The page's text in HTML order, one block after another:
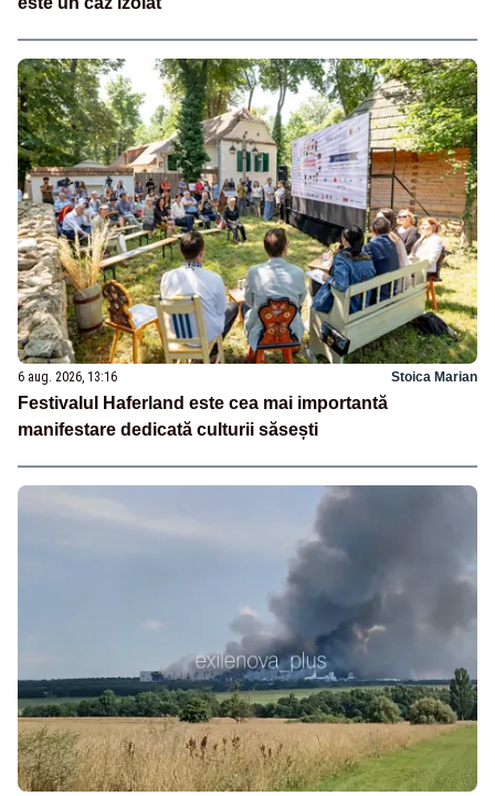
6 aug. 2026, 13:16 Stoica Marian
Festivalul Haferland este cea mai importantă
manifestare dedicată culturii săsești